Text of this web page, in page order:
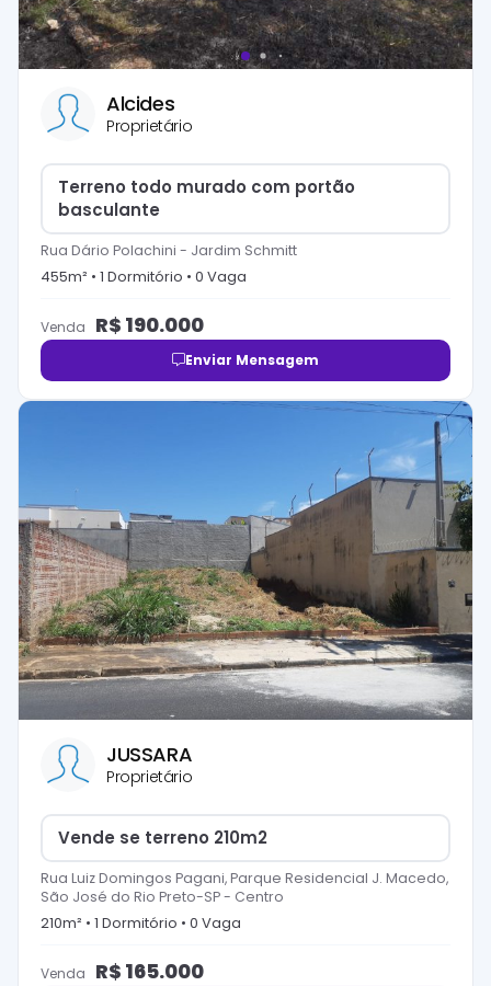
Alcides
Proprietário
Terreno todo murado com portão
basculante
Rua Dário Polachini - Jardim Schmitt
455m² • 1 Dormitório • 0 Vaga
Venda R$ 190.000
Enviar Mensagem
JUSSARA
Proprietário
Vende se terreno 210m2
Rua Luiz Domingos Pagani, Parque Residencial J. Macedo,
São José do Rio Preto-SP- Centro
210m² • 1 Dormitório • 0 Vaga
Venda R$ 165.000